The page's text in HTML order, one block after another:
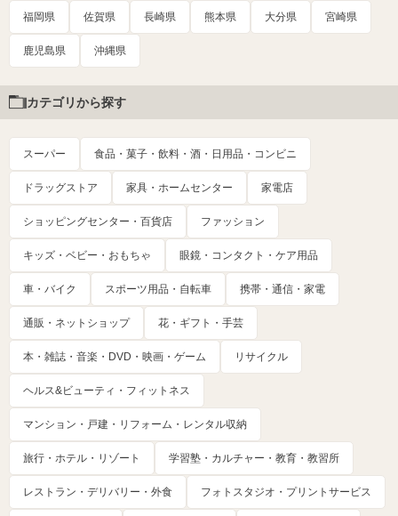
福岡県 佐賀県 長崎県 熊本県 大分県 宮崎県
鹿児島県 沖縄県
カテゴリから探す
スーパー 食品・菓子・飲料・酒・日用品・コンビニ
ドラッグストア 家具・ホームセンター 家電店
ショッピングセンター・百貨店 ファッション
キッズ・ベビー・おもちゃ 眼鏡・コンタクト・ケア用品
車・バイク スポーツ用品・自転車 携帯・通信・家電
通販・ネットショップ 花・ギフト・手芸
本・雑誌・音楽・DVD・映画・ゲーム リサイクル
ヘルス&ビューティ・フィットネス
マンション・戸建・リフォーム・レンタル収納
旅行・ホテル・リゾート 学習塾・カルチャー・教育・教習所
レストラン・デリバリー・外食 フォトスタジオ・プリントサービス